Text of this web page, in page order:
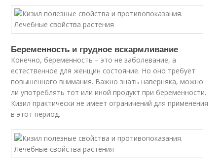
Беременность и грудное вскармливание
Конечно, беременность – это не заболевание, а
естественное для женщин состояние. Но оно требует
повышенного внимания. Важно знать наверняка, можно
ли употреблять тот или иной продукт при беременности.
Кизил практически не имеет ограничений для применения
в этот период.